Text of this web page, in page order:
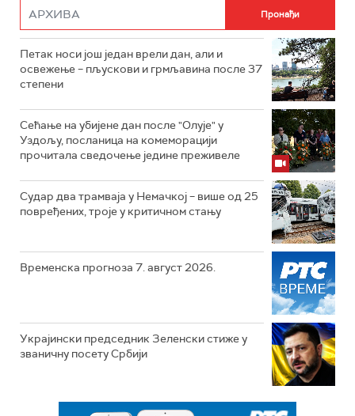
Петак носи још један врели дан, али и
освежење – пљускови и грмљавина после 37
степени
Сећање на убијене дан после "Олује" у
Уздољу, посланица на комеморацији
прочитала сведочење једине преживеле
Судар два трамваја у Немачкој – више од 25
повређених, троје у критичном стању
Временска прогноза 7. август 2026.
Украјински председник Зеленски стиже у
званичну посету Србији